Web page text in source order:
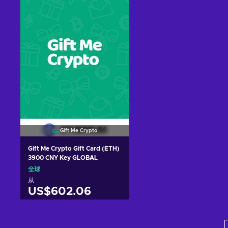
Gift Me Crypto
Gift Me Crypto Gift Card (ETH)
3900 CNY Key GLOBAL
全球
从
US$602.06